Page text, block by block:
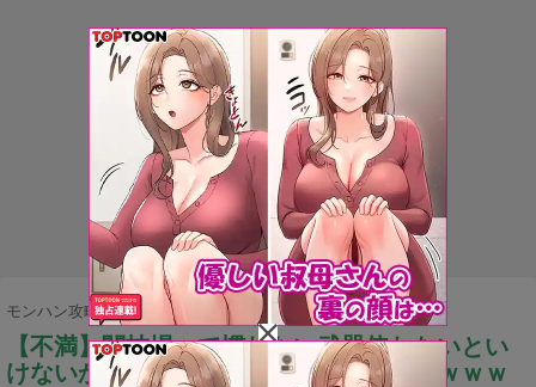
モンハン攻略まとめ隊 > 不満・要望
【不満】闘技場って慣れない武器使わないとい
けないからクソなんだがｗｗｗｗｗｗｗｗｗｗ